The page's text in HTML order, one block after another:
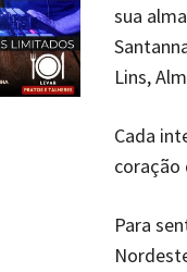
sua
Lins,
Cada
coração
Para